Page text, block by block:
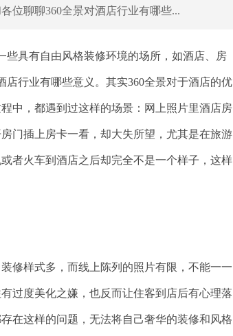
位聊聊360全景对酒店行业有哪些...
些具有自由风格装修环境的场所，如酒店、房
行业有哪些意义。其实360全景对于酒店的优
中，都遇到过这样的场景：网上照片里酒店房
门插上房卡一看，却大失所望，尤其是在旅游
者火车到酒店之后却完全不是一个样子，这样
修样式多，而线上陈列的照片有限，不能一一
过度美化之嫌，也反而让住客到店后有心理落
在这样的问题，无法将自己奢华的装修和风格